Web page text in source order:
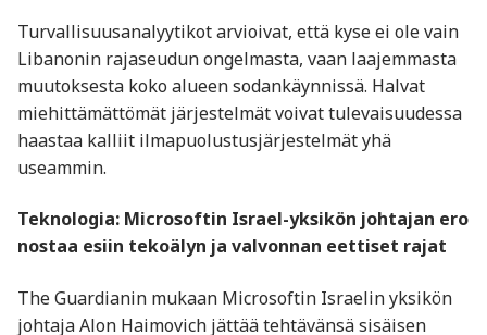
Turvallisuusanalyytikot arvioivat, että kyse ei ole vain
Libanonin rajaseudun ongelmasta, vaan laajemmasta
muutoksesta koko alueen sodankäynnissä. Halvat
miehittämättömät järjestelmät voivat tulevaisuudessa
haastaa kalliit ilmapuolustusjärjestelmät yhä
useammin.
Teknologia: Microsoftin Israel-yksikön johtajan ero
nostaa esiin tekoälyn ja valvonnan eettiset rajat
The Guardianin mukaan Microsoftin Israelin yksikön
johtaja Alon Haimovich jättää tehtävänsä sisäisen